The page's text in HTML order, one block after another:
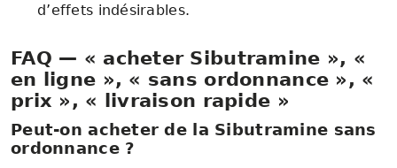
d’effets indésirables.
FAQ — « acheter Sibutramine », «
en ligne », « sans ordonnance », «
prix », « livraison rapide »
Peut-on acheter de la Sibutramine sans
ordonnance ?